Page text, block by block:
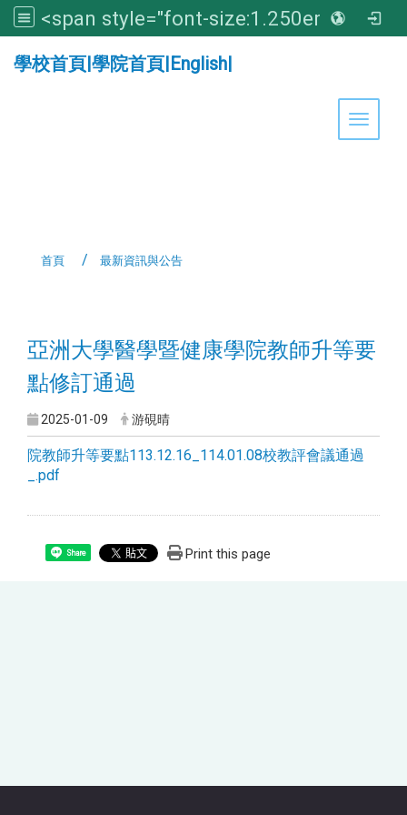
<span style="font-size:1.250em;"><strong>亞洲大學醫學暨健康學院</strong></span>
學校首頁|學院首頁|English|
Toggle
首頁 最新資訊與公告
亞洲大學醫學暨健康學院教師升等要
點修訂通過
2025-01-09 游硯晴
院教師升等要點113.12.16_114.01.08校教評會議通過
_.pdf
Share Print this page